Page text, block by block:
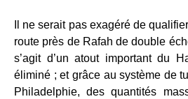
Il ne serait pas exagéré de
route près de Rafah de double
s’agit d’un atout important du
éliminé ; et grâce au système de
Philadelphie, des quantités